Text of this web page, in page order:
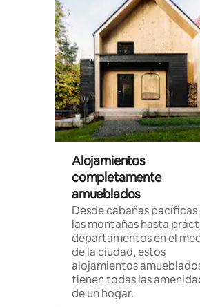
Alojamientos
completamente
amueblados
Desde cabañas pacíficas
las montañas hasta
departamentos en el
de la ciudad, estos
alojamientos
tienen todas las
de un hogar.